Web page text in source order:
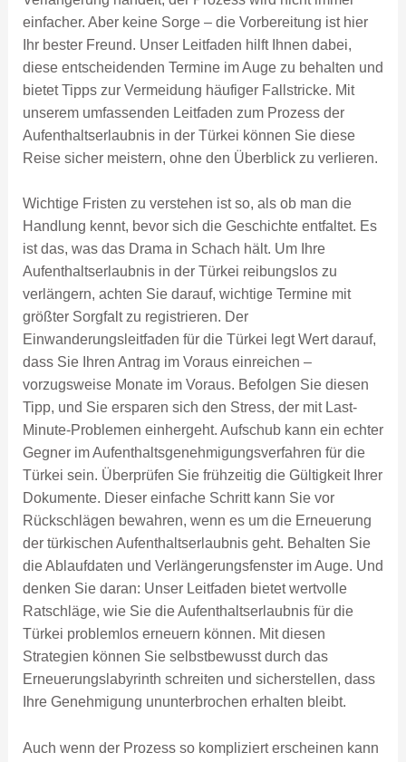
einfacher. Aber keine Sorge – die Vorbereitung ist hier
Ihr bester Freund. Unser Leitfaden hilft Ihnen dabei,
diese entscheidenden Termine im Auge zu behalten und
bietet Tipps zur Vermeidung häufiger Fallstricke. Mit
unserem umfassenden Leitfaden zum Prozess der
Aufenthaltserlaubnis in der Türkei können Sie diese
Reise sicher meistern, ohne den Überblick zu verlieren.
Wichtige Fristen zu verstehen ist so, als ob man die
Handlung kennt, bevor sich die Geschichte entfaltet. Es
ist das, was das Drama in Schach hält. Um Ihre
Aufenthaltserlaubnis in der Türkei reibungslos zu
verlängern, achten Sie darauf, wichtige Termine mit
größter Sorgfalt zu registrieren. Der
Einwanderungsleitfaden für die Türkei legt Wert darauf,
dass Sie Ihren Antrag im Voraus einreichen –
vorzugsweise Monate im Voraus. Befolgen Sie diesen
Tipp, und Sie ersparen sich den Stress, der mit Last-
Minute-Problemen einhergeht. Aufschub kann ein echter
Gegner im Aufenthaltsgenehmigungsverfahren für die
Türkei sein. Überprüfen Sie frühzeitig die Gültigkeit Ihrer
Dokumente. Dieser einfache Schritt kann Sie vor
Rückschlägen bewahren, wenn es um die Erneuerung
der türkischen Aufenthaltserlaubnis geht. Behalten Sie
die Ablaufdaten und Verlängerungsfenster im Auge. Und
denken Sie daran: Unser Leitfaden bietet wertvolle
Ratschläge, wie Sie die Aufenthaltserlaubnis für die
Türkei problemlos erneuern können. Mit diesen
Strategien können Sie selbstbewusst durch das
Erneuerungslabyrinth schreiten und sicherstellen, dass
Ihre Genehmigung ununterbrochen erhalten bleibt.
Auch wenn der Prozess so kompliziert erscheinen kann